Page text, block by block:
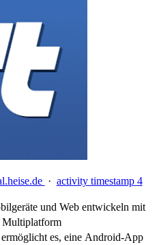
· activity timestamp 4
und Web entwickeln mit
Multiplatform
es, eine Android-App